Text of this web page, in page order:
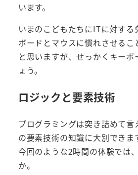
います。
いまのこどもたちにITに対す
ボードとマウスに慣れさせる
と思いますが、せっかくキー
ょう。
ロジックと要素技術
プログラミングは突き詰めて
の要素技術の知識に大別できま
今回のような2時間の体験では
か。